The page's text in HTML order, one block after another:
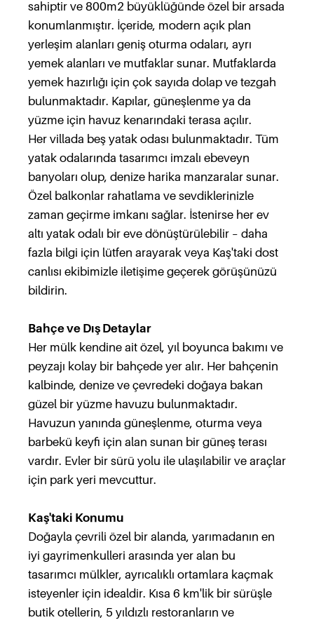
sahiptir ve 800m2 büyüklüğünde özel bir arsada
konumlanmıştır. İçeride, modern açık plan
yerleşim alanları geniş oturma odaları, ayrı
yemek alanları ve mutfaklar sunar. Mutfaklarda
yemek hazırlığı için çok sayıda dolap ve tezgah
bulunmaktadır. Kapılar, güneşlenme ya da
yüzme için havuz kenarındaki terasa açılır.
Her villada beş yatak odası bulunmaktadır. Tüm
yatak odalarında tasarımcı imzalı ebeveyn
banyoları olup, denize harika manzaralar sunar.
Özel balkonlar rahatlama ve sevdiklerinizle
zaman geçirme imkanı sağlar. İstenirse her ev
altı yatak odalı bir eve dönüştürülebilir – daha
fazla bilgi için lütfen arayarak veya Kaş'taki dost
canlısı ekibimizle iletişime geçerek görüşünüzü
bildirin.
Bahçe ve Dış Detaylar
Her mülk kendine ait özel, yıl boyunca bakımı ve
peyzajı kolay bir bahçede yer alır. Her bahçenin
kalbinde, denize ve çevredeki doğaya bakan
güzel bir yüzme havuzu bulunmaktadır.
Havuzun yanında güneşlenme, oturma veya
barbekü keyfi için alan sunan bir güneş terası
vardır. Evler bir sürü yolu ile ulaşılabilir ve araçlar
için park yeri mevcuttur.
Kaş'taki Konumu
Doğayla çevrili özel bir alanda, yarımadanın en
iyi gayrimenkulleri arasında yer alan bu
tasarımcı mülkler, ayrıcalıklı ortamlara kaçmak
isteyenler için idealdir. Kısa 6 km'lik bir sürüşle
butik otellerin, 5 yıldızlı restoranların ve